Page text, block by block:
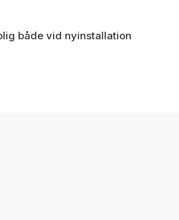
både vid nyinstallation